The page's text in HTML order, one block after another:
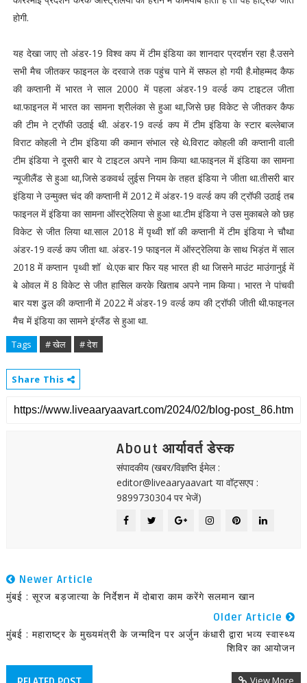
होगी.
यह देखा जाए तो अंडर-19 विश्व कप में टीम इंडिया का शानदार प्रदर्शन रहा है.उसने
सभी मैच जीतकर फाइनल के दरवाजे तक पहुंच पाने में सफल हो गयी है.मोहम्मद कैफ
की कप्तानी में भारत ने साल 2000 में पहला अंडर-19 वर्ल्ड कप टाइटल जीता
था.फाइनल में भारत का सामना श्रीलंका से हुआ था,जिसे छह विकेट से जीतकर कैफ
की टीम ने ट्रॉफी उठाई थी. अंडर-19 वर्ल्ड कप में टीम इंडिया के स्टार बल्लेबाज
विराट कोहली ने टीम इंडिया की कमान संभाल रहे थे.विराट कोहली की कप्तानी वाली
टीम इंडिया ने दूसरी बार ये टाइटल अपने नाम किया था.फाइनल में इंडिया का सामना
न्यूजीलैंड से हुआ था,जिसे डकवर्थ लुईस नियम के तहत इंडिया ने जीता था.तीसरी बार
इंडिया ने उन्मुक्त चंद की कप्तानी में 2012 में अंडर-19 वर्ल्ड कप की ट्रॉफी उठाई तब
फाइनल में इंडिया का सामना ऑस्ट्रेलिया से हुआ था.टीम इंडिया ने उस मुकाबले को छह
विकेट से जीत लिया था.साल 2018 में पृथ्वी शॉ की कप्तानी में टीम इंडिया ने चौथा
अंडर-19 वर्ल्ड कप जीता था. अंडर-19 फाइनल में ऑस्ट्रेलिया के साथ भिड़ंत में साल
2018 में कप्तान पृथ्वी शॉ थे.एक बार फिर यह भारत ही था जिसने माउंट माउंगानुई में
बे ओवल में 8 विकेट से जीत हासिल करके खिताब अपने नाम किया। भारत ने पांचवी
बार यश ढुल की कप्तानी में 2022 में अंडर-19 वर्ल्ड कप की ट्रॉफी जीती थी.फाइनल
मैच में इंडिया का सामने इंग्लैंड से हुआ था.
Tags # खेल # देश
Share This
About आर्यावर्त डेस्क
संपादकीय (खबर/विज्ञप्ति ईमेल :
editor@liveaaryaavart या वॉट्सएप :
9899730304 पर भेजें)
Newer Article
मुंबई : सूरज बड़जात्या के निर्देशन में दोबारा काम करेंगे सलमान खान
Older Article
मुंबई : महाराष्ट्र के मुख्यमंत्री के जन्मदिन पर अर्जुन कंधारी द्वारा भव्य स्वास्थ्य
शिविर का आयोजन
View More